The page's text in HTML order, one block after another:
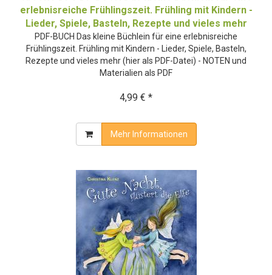
erlebnisreiche Frühlingszeit. Frühling mit Kindern -
Lieder, Spiele, Basteln, Rezepte und vieles mehr
PDF-BUCH Das kleine Büchlein für eine erlebnisreiche
Frühlingszeit. Frühling mit Kindern - Lieder, Spiele, Basteln,
Rezepte und vieles mehr (hier als PDF-Datei) - NOTEN und
Materialien als PDF
4,99 € *
Mehr Informationen